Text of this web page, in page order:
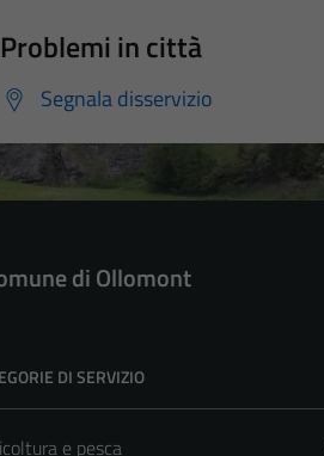
Problemi in città
Segnala disservizio
di Ollomont
DI SERVIZIO
e pesca